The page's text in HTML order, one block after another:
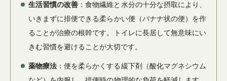
生活習慣の改善 ：食物繊維と水分の十分な摂取により、
いきまずに排便できる柔らかい便（バナナ状の便）を作
ることが治療の根幹です。トイレに長居して無意味にい
きむ習慣を避けることが大切です。
薬物療法 ：便を柔らかくする緩下剤（酸化マグネシウム